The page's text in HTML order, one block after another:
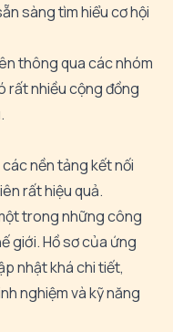
sàngtìmhiểucơhội
thôngquacácnhóm
rấtnhiềucộngđồng
cácnềntảngkếtnối
rấthiệuquả.
trongnhữngcông
giới.Hồsơcủa ứng
nhậtkháchitiết,
nghiệmvàkỹnăng